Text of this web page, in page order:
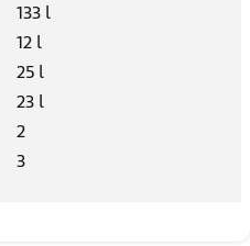
133 l
12 l
25 l
23 l
2
3